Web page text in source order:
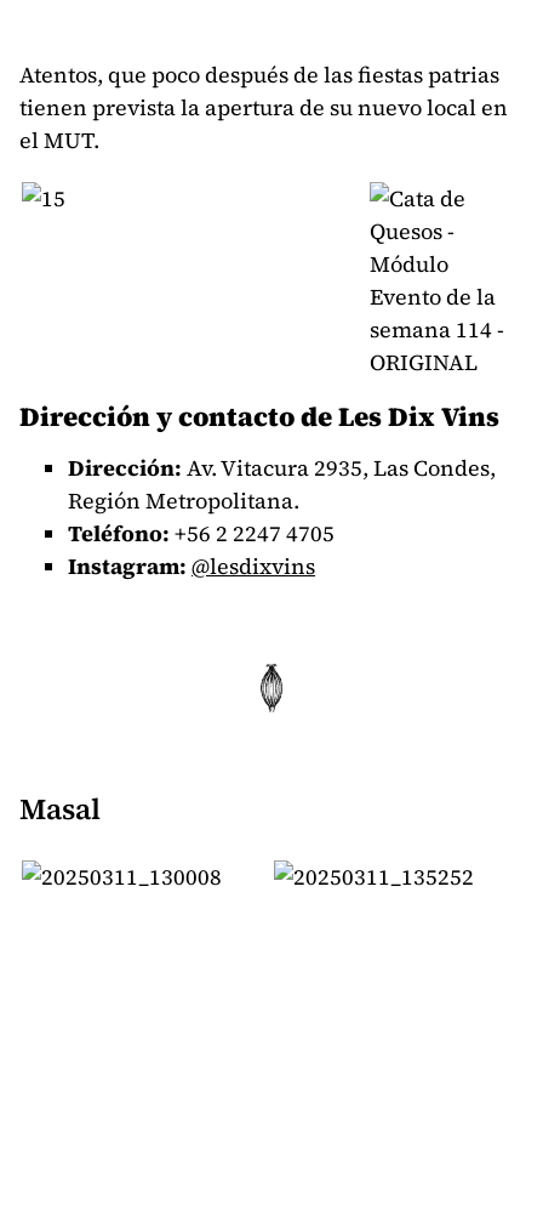
Atentos, que poco después de las fiestas patrias
tienen prevista la apertura de su nuevo local en
el MUT.
Dirección y contacto de Les Dix Vins
Dirección: Av. Vitacura 2935, Las Condes,
Región Metropolitana.
Teléfono: +56 2 2247 4705
Instagram: @lesdixvins
Masal